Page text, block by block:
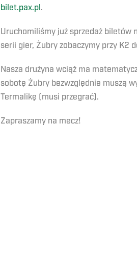
bilet.pax.pl.
Uruchomiliśmy już sprzedaż biletów
serii gier, Żubry zobaczymy przy K2
Nasza drużyna wciąż ma
sobotę Żubry bezwzględnie muszą
Termalikę (musi przegrać).
Zapraszamy na mecz!